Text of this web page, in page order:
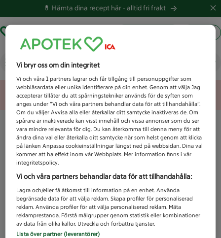
💊 Hämta dina recept här -alltid fri frakt
Vad letar du efter idag?
Unknown error
Vi bryr oss om din integritet
Vi och våra1 partners lagrar och får tillgång till personuppgifter som
webbläsardata eller unika identifierare på din enhet. Genom att välja Jag
accepterar tillåter du att spårningstekniker används för de syften som
anges under ”Vi och våra partners behandlar data för att tillhandahålla”.
Om du väljer Avvisa alla eller återkallar ditt samtycke inaktiveras de. Om
spårare är inaktiverade kan visst innehåll och vissa annonser som du ser
vara mindre relevanta för dig. Du kan återkomma till denna meny för att
ändra dina val eller återkalla ditt samtycke när som helst genom att klicka
på länken Anpassa cookieinställningar längst ned på webbsidan. Dina val
kommer att ha effekt inom vår Webbplats. Mer information finns i vår
integritetspolicy.
Vi och våra partners behandlar data för att tillhandahålla:
Lagra och/eller få åtkomst till information på en enhet. Använda
begränsade data för att välja reklam. Skapa profiler för personaliserad
reklam. Använda profiler för att välja personaliserad reklam. Mäta
reklamprestanda. Förstå målgrupper genom statistik eller kombinationer
av data från olika källor. Utveckla och förbättra tjänster.
Lista över partner (leverantörer)